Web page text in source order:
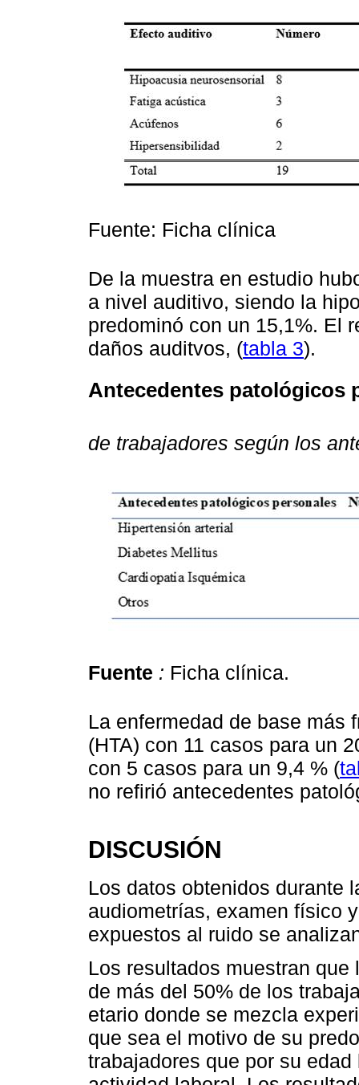
Fuente: Ficha clínica
De la muestra en estudio
a nivel auditivo, siendo la
predominó con un 15,1%. El
daños auditvos, (tabla 3).
Antecedentes patológicos
de trabajadores según los
Fuente : Ficha clínica.
La enfermedad de base más
(HTA) con 11 casos para un
con 5 casos para un 9,4 % (
no refirió antecedentes
DISCUSIÓN
Los datos obtenidos durante
audiometrías, examen físico
expuestos al ruido se
Los resultados muestran
de más del 50% de los
etario donde se mezcla
que sea el motivo de su
trabajadores que por su